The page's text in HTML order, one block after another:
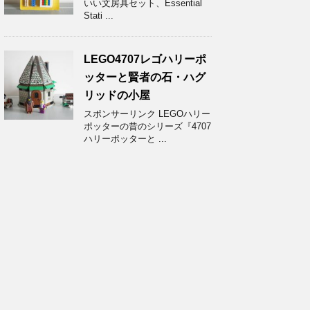
いい文房具セット、Essential
Stati ...
LEGO4707レゴハリーポ
ッターと賢者の石・ハグ
リッドの小屋
スポンサーリンク LEGOハリー
ポッターの昔のシリーズ『4707
ハリーポッターと ...